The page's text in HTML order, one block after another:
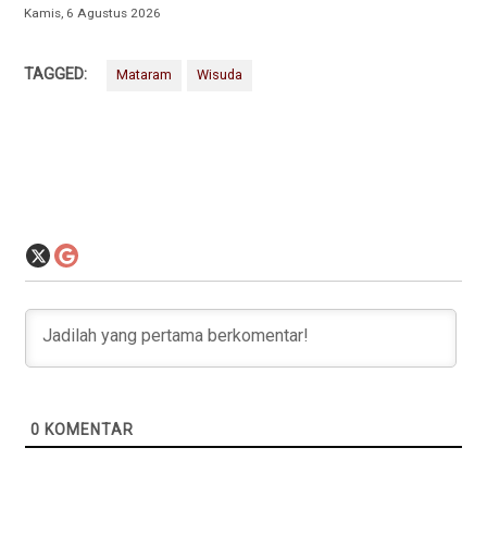
Kamis, 6 Agustus 2026
TAGGED: Mataram Wisuda
0 KOMENTAR